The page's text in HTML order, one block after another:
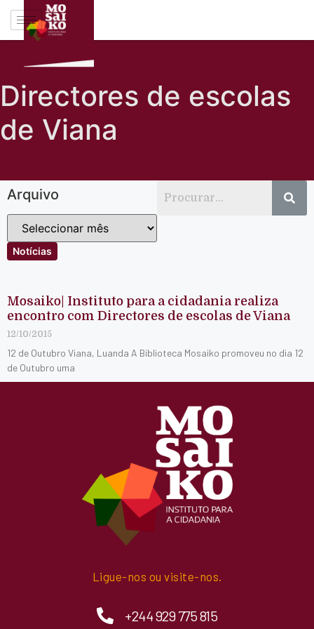
Directores de escolas
de Viana
Arquivo
Notícias
Mosaiko| Instituto para a cidadania realiza
encontro com Directores de escolas de Viana
12/10/2015
12 de Outubro Viana, Luanda A Biblioteca Mosaiko promoveu no dia 12
de Outubro uma
Ligue-nos ou visite-nos.
+244 929 775 815